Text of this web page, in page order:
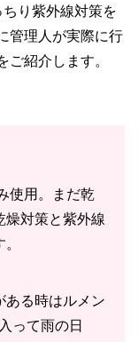
り紫外線対策を
管理人が実際に行
ご紹介します。
使用。まだ乾
燥対策と紫外線
ある時はルメン
って雨の日